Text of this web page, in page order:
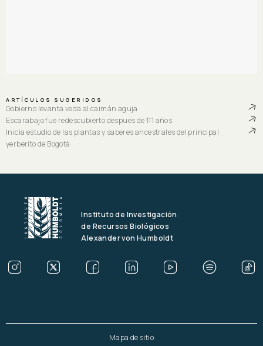
ARTÍCULOS SUGERIDOS
Gobierno levanta veda al caimán aguja
Escarabajo fue redescubierto después de 111 años
Inicia estudio de las plantas y saberes ancestrales del principal
yerberito de Bogotá
Instituto de Investigación
de Recursos Biológicos
Alexander von Humboldt
Mapa de sitio